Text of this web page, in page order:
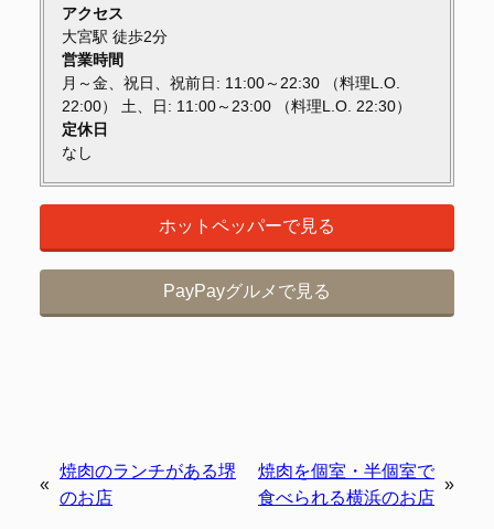
アクセス
大宮駅 徒歩2分
営業時間
月～金、祝日、祝前日: 11:00～22:30 （料理L.O.
22:00） 土、日: 11:00～23:00 （料理L.O. 22:30）
定休日
なし
ホットペッパーで見る
PayPayグルメで見る
«
焼肉のランチがある堺
のお店
焼肉を個室・半個室で
食べられる横浜のお店
»